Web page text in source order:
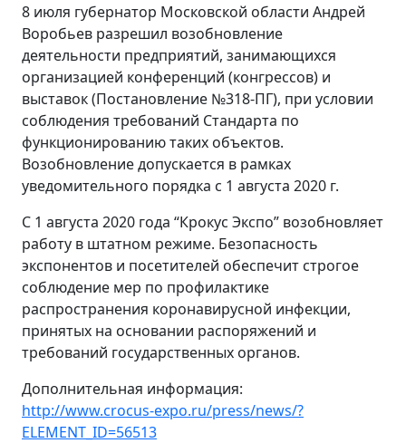
8 июля губернатор Московской области Андрей
Воробьев разрешил возобновление
деятельности предприятий, занимающихся
организацией конференций (конгрессов) и
выставок (Постановление №318-ПГ), при условии
соблюдения требований Стандарта по
функционированию таких объектов.
Возобновление допускается в рамках
уведомительного порядка с 1 августа 2020 г.
С 1 августа 2020 года “Крокус Экспо” возобновляет
работу в штатном режиме. Безопасность
экспонентов и посетителей обеспечит строгое
соблюдение мер по профилактике
распространения коронавирусной инфекции,
принятых на основании распоряжений и
требований государственных органов.
Дополнительная информация:
http://www.crocus-expo.ru/press/news/?
ELEMENT_ID=56513